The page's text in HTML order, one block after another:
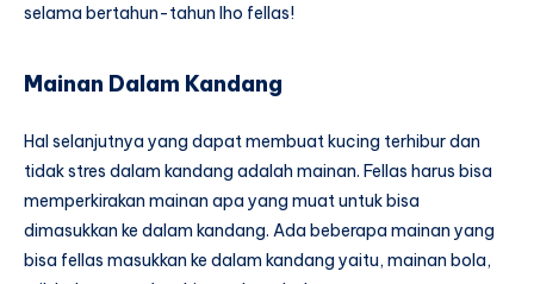
selama bertahun-tahun lho fellas!
Mainan Dalam Kandang
Hal selanjutnya yang dapat membuat kucing terhibur dan
tidak stres dalam kandang adalah mainan. Fellas harus bisa
memperkirakan mainan apa yang muat untuk bisa
dimasukkan ke dalam kandang. Ada beberapa mainan yang
bisa fellas masukkan ke dalam kandang yaitu, mainan bola,